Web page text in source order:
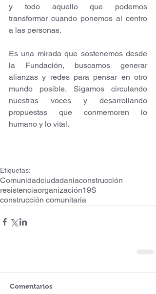
y todo aquello que podemos
transformar cuando ponemos al centro
a las personas.
Es una mirada que sostenemos desde
la Fundación, buscamos generar
alianzas y redes para pensar en otro
mundo posible. Sigamos circulando
nuestras voces y desarrollando
propuestas que conmemoren lo
humano y lo vital.
Etiquetas:
Comunidadciudadaniaconstrucción
resistenciaorganización19S
construcción comunitaria
Comentarios